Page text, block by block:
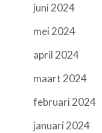
juni 2024
mei 2024
april 2024
maart 2024
februari 2024
januari 2024